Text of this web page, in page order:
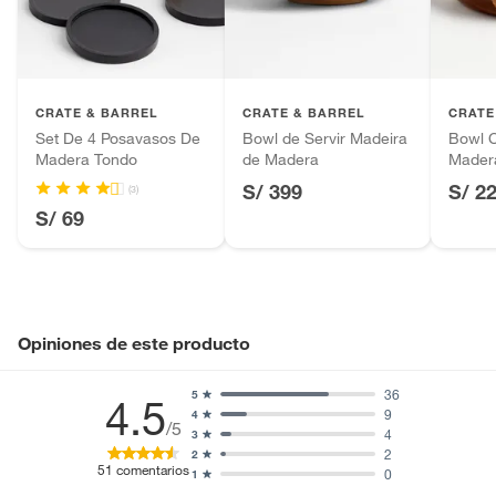
Pinturas de color a pedido.
Plantas.
Baterías de auto.
Motocicletas y bicicletas motorizadas.
CRATE & BARREL
Set De 4 Posavasos De
Madera Tondo
(3)
S/ 69
CRATE & BARREL
Bowl de Servir Madeira
de Madera
S/ 399
Bowl
S/
Opiniones de este producto
4.5/5
51 comentarios1 0
2 2
3 4
4 9
5 36